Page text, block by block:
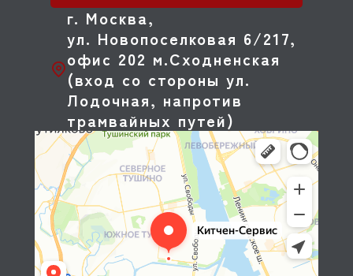
г. Москва,
ул. Новопоселковая 6/217,
офис 202 м.Сходненская
(вход со стороны ул.
Лодочная, напротив
трамвайных путей)